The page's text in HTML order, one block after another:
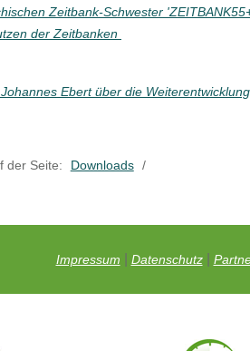
Zeitbank-Schwester
der Zeitbanken
Ebert über die
der Seite: Downloads /
Impressum Datenschutz|